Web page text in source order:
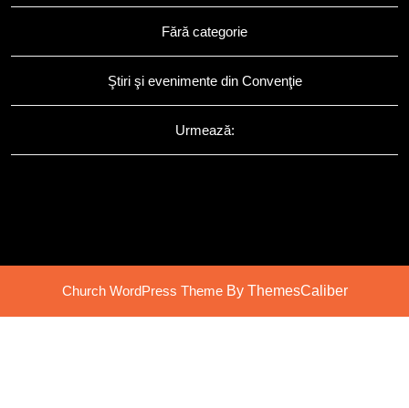
Fără categorie
Ştiri şi evenimente din Convenţie
Urmează:
Church WordPress ThemeBy ThemesCaliber